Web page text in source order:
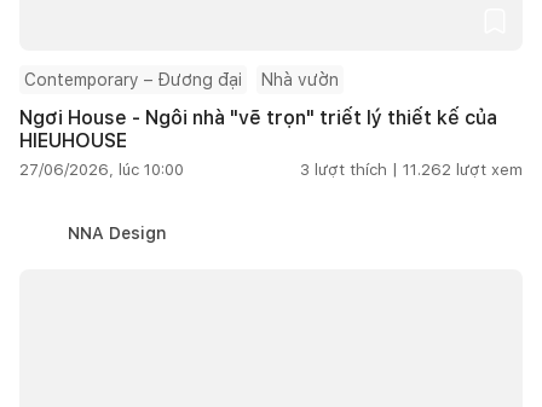
Contemporary – Đương đại Nhà vườn
Ngơi House - Ngôi nhà "vẽ trọn" triết lý thiết kế của
HIEUHOUSE
27/06/2026, lúc 10:00 3 lượt thích | 11.262 lượt xem
NNA Design